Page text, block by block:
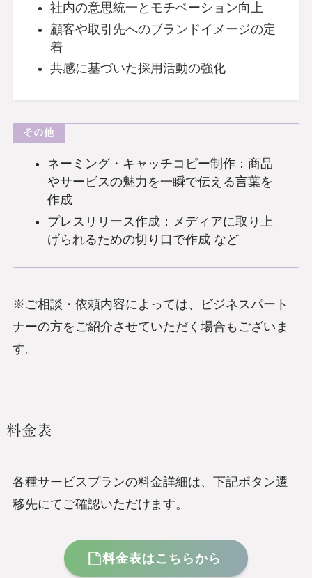
社内の意思統一とモチベーション向上
顧客や取引先へのブランドイメージの定
着
共感に基づいた採用活動の強化
その他
ネーミング・キャッチコピー制作：商品
やサービスの魅力を一瞬で伝える言葉を
作成
プレスリリース作成：メディアに取り上
げられるための切り口で作成 など
※ご相談・依頼内容によっては、ビジネスパート
ナーの方をご紹介させていただく場合もございま
す。
料金表
各種サービスプランの料金詳細は、下記ボタン遷
移先にてご確認いただけます。
料金表はこちらから